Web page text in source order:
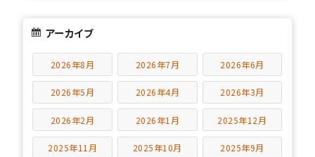
アーカイブ
2026年8月 2026年7月 2026年6月
2026年5月 2026年4月 2026年3月
2026年2月 2026年1月 2025年12月
2025年11月 2025年10月 2025年9月